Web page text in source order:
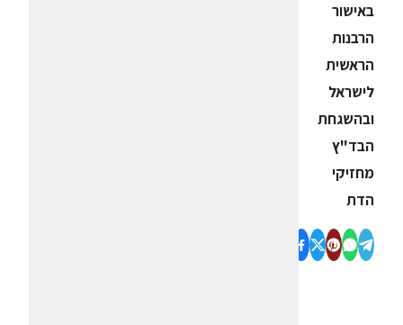
באישור
הרבנות
הראשית
לישראל
ובהשגחת
הבד"ץ
מחזיקי
הדת